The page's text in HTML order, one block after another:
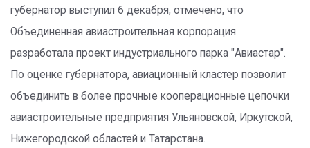
губернатор выступил 6 декабря, отмечено, что
Объединенная авиастроительная корпорация
разработала проект индустриального парка "Авиастар".
По оценке губернатора, авиационный кластер позволит
объединить в более прочные кооперационные цепочки
авиастроительные предприятия Ульяновской, Иркутской,
Нижегородской областей и Татарстана.